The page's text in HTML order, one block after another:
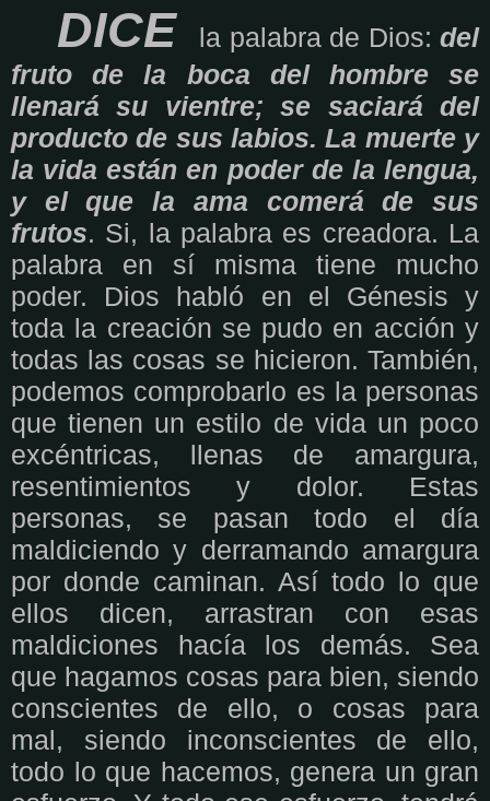
DICE la palabra de Dios: del
fruto de la boca del hombre se
llenará su vientre; se saciará del
producto de sus labios. La muerte y
la vida están en poder de la lengua,
y el que la ama comerá de sus
frutos. Si, la palabra es creadora. La
palabra en sí misma tiene mucho
poder. Dios habló en el Génesis y
toda la creación se pudo en acción y
todas las cosas se hicieron. También,
podemos comprobarlo es la personas
que tienen un estilo de vida un poco
excéntricas, llenas de amargura,
resentimientos y dolor. Estas
personas, se pasan todo el día
maldiciendo y derramando amargura
por donde caminan. Así todo lo que
ellos dicen, arrastran con esas
maldiciones hacía los demás. Sea
que hagamos cosas para bien, siendo
conscientes de ello, o cosas para
mal, siendo inconscientes de ello,
todo lo que hacemos, genera un gran